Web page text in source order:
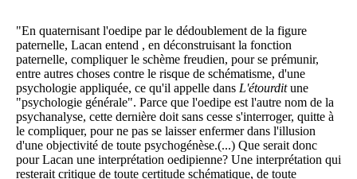
"En quaternisant l'oedipe par le dédoublement de la figure
paternelle, Lacan entend , en déconstruisant la fonction
paternelle, compliquer le schème freudien, pour se prémunir,
entre autres choses contre le risque de schématisme, d'une
psychologie appliquée, ce qu'il appelle dans L'étourditune
"psychologie générale". Parce que l'oedipe est l'autre nom de la
psychanalyse, cette dernière doit sans cesse s'interroger, quitte à
le compliquer, pour ne pas se laisser enfermer dans l'illusion
d'une objectivité de toute psychogénèse.(...) Que serait donc
pour Lacan une interprétation oedipienne? Une interprétation qui
resterait critique de toute certitude schématique, de toute